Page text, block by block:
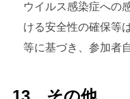
ウイルス感染症への
ける安全性の確保等
等に基づき、参加者